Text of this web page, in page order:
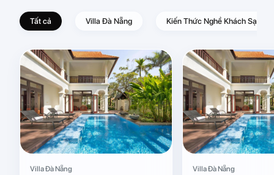
Tất cả Villa Đà Nẵng Kiến Thức Nghề Khách Sạn –
Villa Đà Nẵng Villa Đà Nẵng